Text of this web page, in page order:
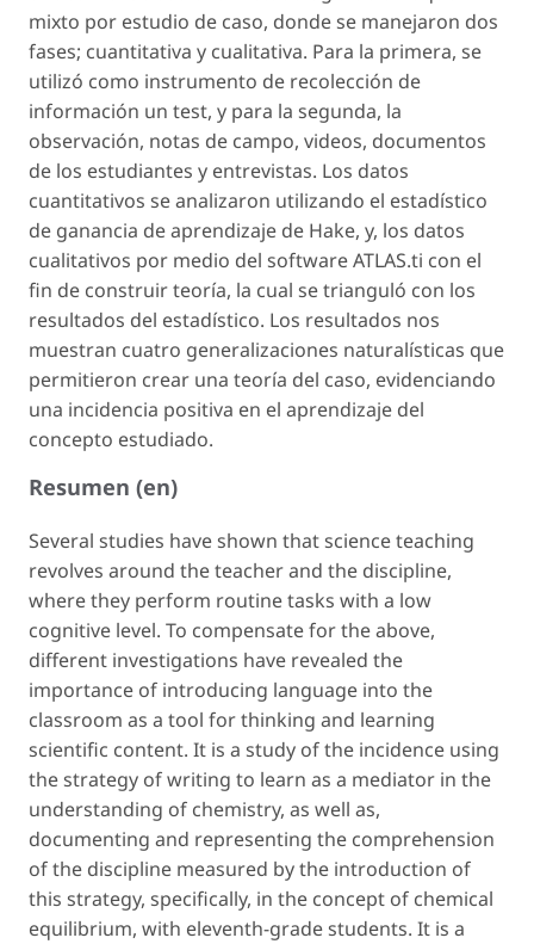
mixto por estudio de caso, donde se manejaron dos
fases; cuantitativa y cualitativa. Para la primera, se
utilizó como instrumento de recolección de
información un test, y para la segunda, la
observación, notas de campo, videos, documentos
de los estudiantes y entrevistas. Los datos
cuantitativos se analizaron utilizando el estadístico
de ganancia de aprendizaje de Hake, y, los datos
cualitativos por medio del software ATLAS.ti con el
fin de construir teoría, la cual se trianguló con los
resultados del estadístico. Los resultados nos
muestran cuatro generalizaciones naturalísticas que
permitieron crear una teoría del caso, evidenciando
una incidencia positiva en el aprendizaje del
concepto estudiado.
Resumen (en)
Several studies have shown that science teaching
revolves around the teacher and the discipline,
where they perform routine tasks with a low
cognitive level. To compensate for the above,
different investigations have revealed the
importance of introducing language into the
classroom as a tool for thinking and learning
scientific content. It is a study of the incidence using
the strategy of writing to learn as a mediator in the
understanding of chemistry, as well as,
documenting and representing the comprehension
of the discipline measured by the introduction of
this strategy, specifically, in the concept of chemical
equilibrium, with eleventh-grade students. It is a